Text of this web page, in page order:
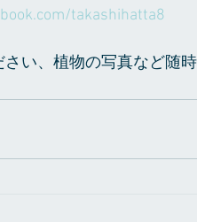
takashihatta8
い、植物の写真など随